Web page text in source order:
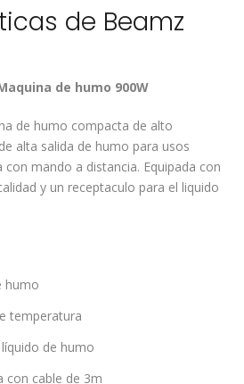
de Beamz
de humo 900W
de humo compacta de alto
alta salida de humo para usos
con mando a distancia. Equipada con
y un receptaculo para el liquido
humo
temperatura
de humo
con cable de 3m